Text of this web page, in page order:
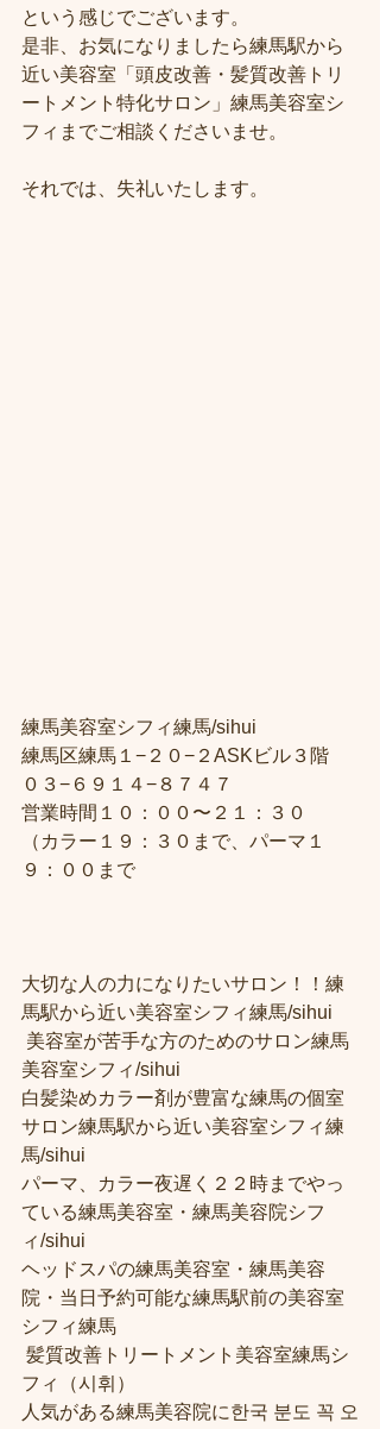
という感じでございます。
是非、お気になりましたら練馬駅から
近い美容室「頭皮改善・髪質改善トリ
ートメント特化サロン」練馬美容室シ
フィまでご相談くださいませ。
それでは、失礼いたします。
練馬美容室シフィ練馬/sihui
練馬区練馬１−２０−２ASKビル３階
０３−６９１４−８７４７
営業時間１０：００〜２１：３０
（カラー１９：３０まで、パーマ１
９：００まで
大切な人の力になりたいサロン！！練
馬駅から近い美容室シフィ練馬/sihui
美容室シフィ/sihui
白髪染めカラー剤が豊富な練馬の個室
サロン練馬駅から近い美容室シフィ練
馬/sihui
パーマ、カラー夜遅く２２時までやっ
ている練馬美容室・練馬美容院シフ
ィ/sihui
ヘッドスパの練馬美容室・練馬美容
院・当日予約可能な練馬駅前の美容室
シフィ練馬
フィ（시휘）
人気がある練馬美容院に한국 분도 꼭 오